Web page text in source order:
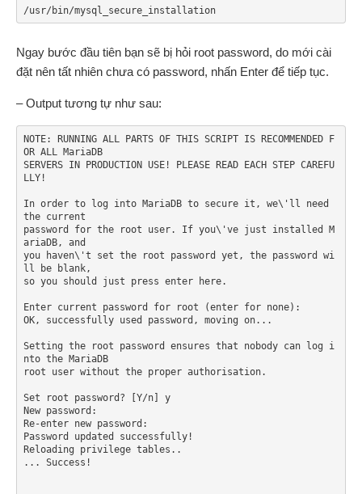
/usr/bin/mysql_secure_installation
Ngay bước đầu tiên bạn sẽ bị hỏi root password, do mới cài
đặt nên tất nhiên chưa có password, nhấn Enter để tiếp tục.
– Output tương tự như sau:
NOTE: RUNNING ALL PARTS OF THIS SCRIPT IS RECOMMENDED F
OR ALL MariaDB
SERVERS IN PRODUCTION USE! PLEASE READ EACH STEP CAREFU
LLY!
In order to log into MariaDB to secure it, we\'ll need
the current
password for the root user. If you\'ve just installed M
ariaDB, and
you haven\'t set the root password yet, the password wi
ll be blank,
so you should just press enter here.
Enter current password for root (enter for none):
OK, successfully used password, moving on...
Setting the root password ensures that nobody can log i
nto the MariaDB
root user without the proper authorisation.
Set root password? [Y/n] y
New password:
Re-enter new password:
Password updated successfully!
Reloading privilege tables..
... Success!